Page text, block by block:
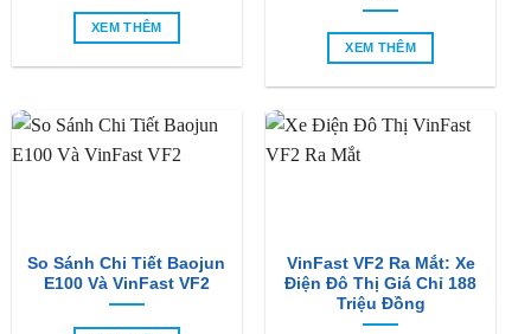
XEM THÊM
XEM THÊM
So Sánh Chi Tiết Baojun
E100 Và VinFast VF2
VinFast VF2 Ra Mắt: Xe
Điện Đô Thị Giá Chỉ 188
Triệu Đồng